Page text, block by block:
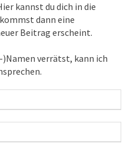
kannst du dich in die
dann eine
Beitrag erscheint.
)Namen verrätst, kann ich
Meditation &
Workshops